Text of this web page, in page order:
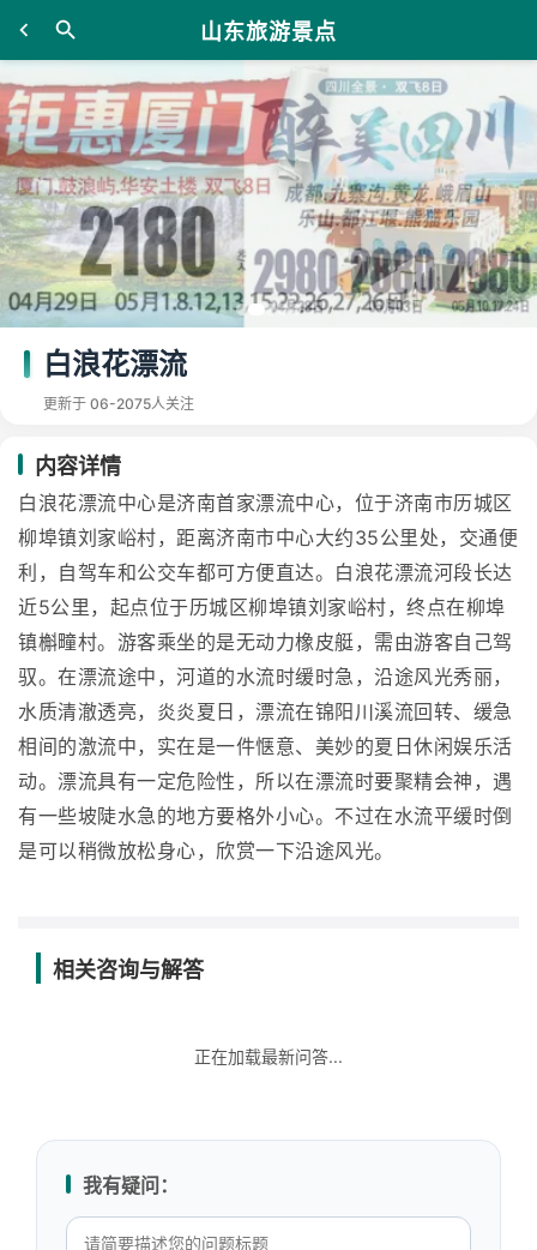
山东旅游景点
白浪花漂流
更新于 06-2075人关注
内容详情
白浪花漂流中心是济南首家漂流中心，位于济南市历城区
柳埠镇刘家峪村，距离济南市中心大约35公里处，交通便
利，自驾车和公交车都可方便直达。白浪花漂流河段长达
近5公里，起点位于历城区柳埠镇刘家峪村，终点在柳埠
镇槲疃村。游客乘坐的是无动力橡皮艇，需由游客自己驾
驭。在漂流途中，河道的水流时缓时急，沿途风光秀丽，
水质清澈透亮，炎炎夏日，漂流在锦阳川溪流回转、缓急
相间的激流中，实在是一件惬意、美妙的夏日休闲娱乐活
动。漂流具有一定危险性，所以在漂流时要聚精会神，遇
有一些坡陡水急的地方要格外小心。不过在水流平缓时倒
是可以稍微放松身心，欣赏一下沿途风光。
相关咨询与解答
正在加载最新问答...
我有疑问：